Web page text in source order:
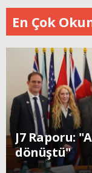
En Çok
J7 Raporu:
dönüştü"